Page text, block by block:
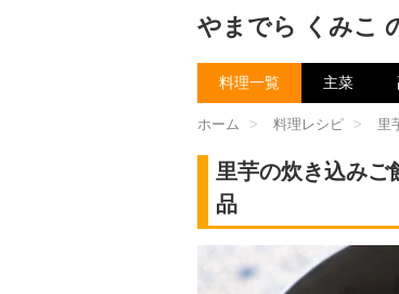
やまでら くみこ
料理一覧 主菜
ホーム > 料理レシピ > 里
里芋の炊き込みご
品